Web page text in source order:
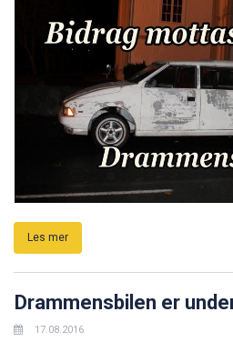
Les mer
Drammensbilen er
17.08.2016